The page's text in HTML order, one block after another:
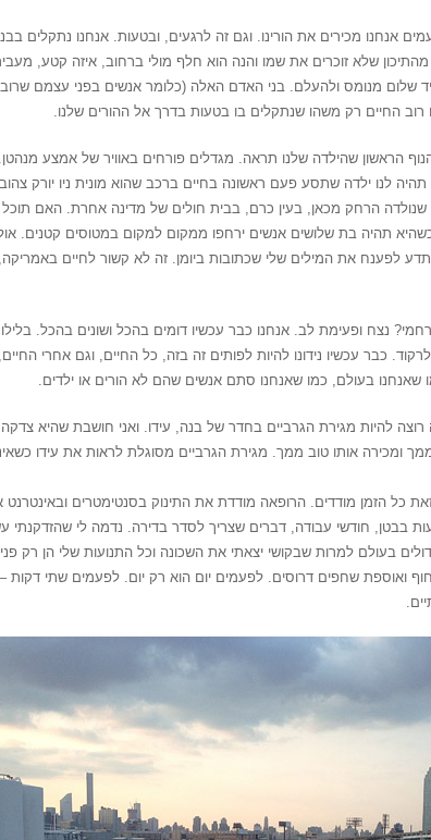
אנחנו מכירים את הורינו. וגם זה לרגעים, ובטעות. אנחנו נתקלים
שלא זוכרים את שמו והנה הוא חלף מולי ברחוב, איזה קטע,
שלום מנומס ולהעלם. בני האדם האלה (כלומר אנשים בפני עצמם
החיים רק משהו שנתקלים בו בטעות בדרך אל ההורים שלנו.
הראשון שהילדה שלנו תראה. מגדלים פורחים באוויר של אמצע
לנו ילדה שתסע פעם ראשונה בחיים ברכב שהוא מונית ניו יורק
שנולדה הרחק מכאן, בעין כרם, בבית חולים של מדינה אחרת. האם תוכל
כשהיא תהיה בת שלושים אנשים ירחפו ממקום למקום במטוסים קטנים.
תדע לפענח את המילים שלי שכתובות ביומן. זה לא קשור לחיים
נצח ופעימת לב. אנחנו כבר עכשיו דומים בהכל ושונים בהכל.
כבר עכשיו נידונו להיות לפותים זה בזה, כל החיים, וגם אחרי
בעולם, כמו שאנחנו סתם אנשים שהם לא הורים או ילדים.
להיות מגירת הגרביים בחדר של בנה, עידו. ואני חושבת שהיא
ומכירה אותו טוב ממך. מגירת הגרביים מסוגלת לראות את עידו
כל הזמן מודדים. הרופאה מודדת את התינוק בסנטימטרים ובאינטרנט
בבטן, חודשי עבודה, דברים שצריך לסדר בדירה. נדמה לי שהזדקנתי
בעולם למרות שבקושי יצאתי את השכונה וכל התנועות שלי הן רק
ואוספת שחפים דרוסים. לפעמים יום הוא רק יום. לפעמים שתי דקות